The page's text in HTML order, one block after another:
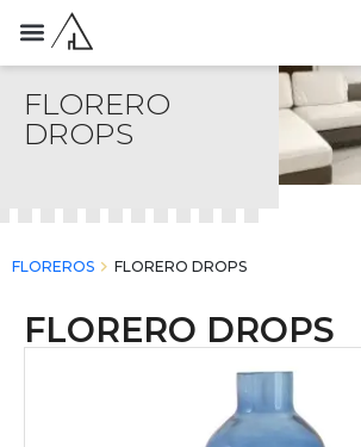
FLORERO
DROPS
FLOREROS chevron_right FLORERO DROPS
FLORERO DROPS